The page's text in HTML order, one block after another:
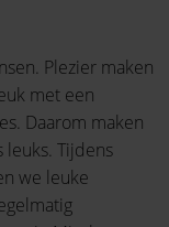
Plezier maken
met een
Daarom maken
Tijdens
we leuke